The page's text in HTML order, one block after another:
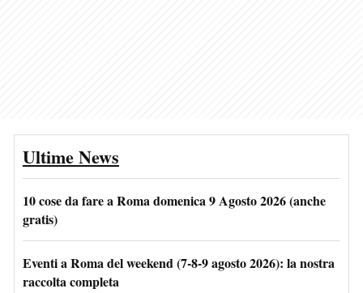
Ultime News
10 cose da fare a Roma domenica 9 Agosto 2026 (anche
gratis)
Eventi a Roma del weekend (7-8-9 agosto 2026): la nostra
raccolta completa